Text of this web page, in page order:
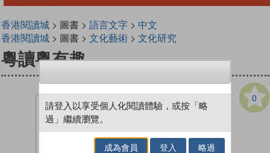
香港閱讀城> 圖書 > 語言文字> 中文
香港閱讀城> 圖書 > 文化藝術> 文化研究
粵讀粵有趣
0
請登入以享受個人化閱讀體驗，或按「略
過」繼續瀏覽。
成為會員 登入 略過